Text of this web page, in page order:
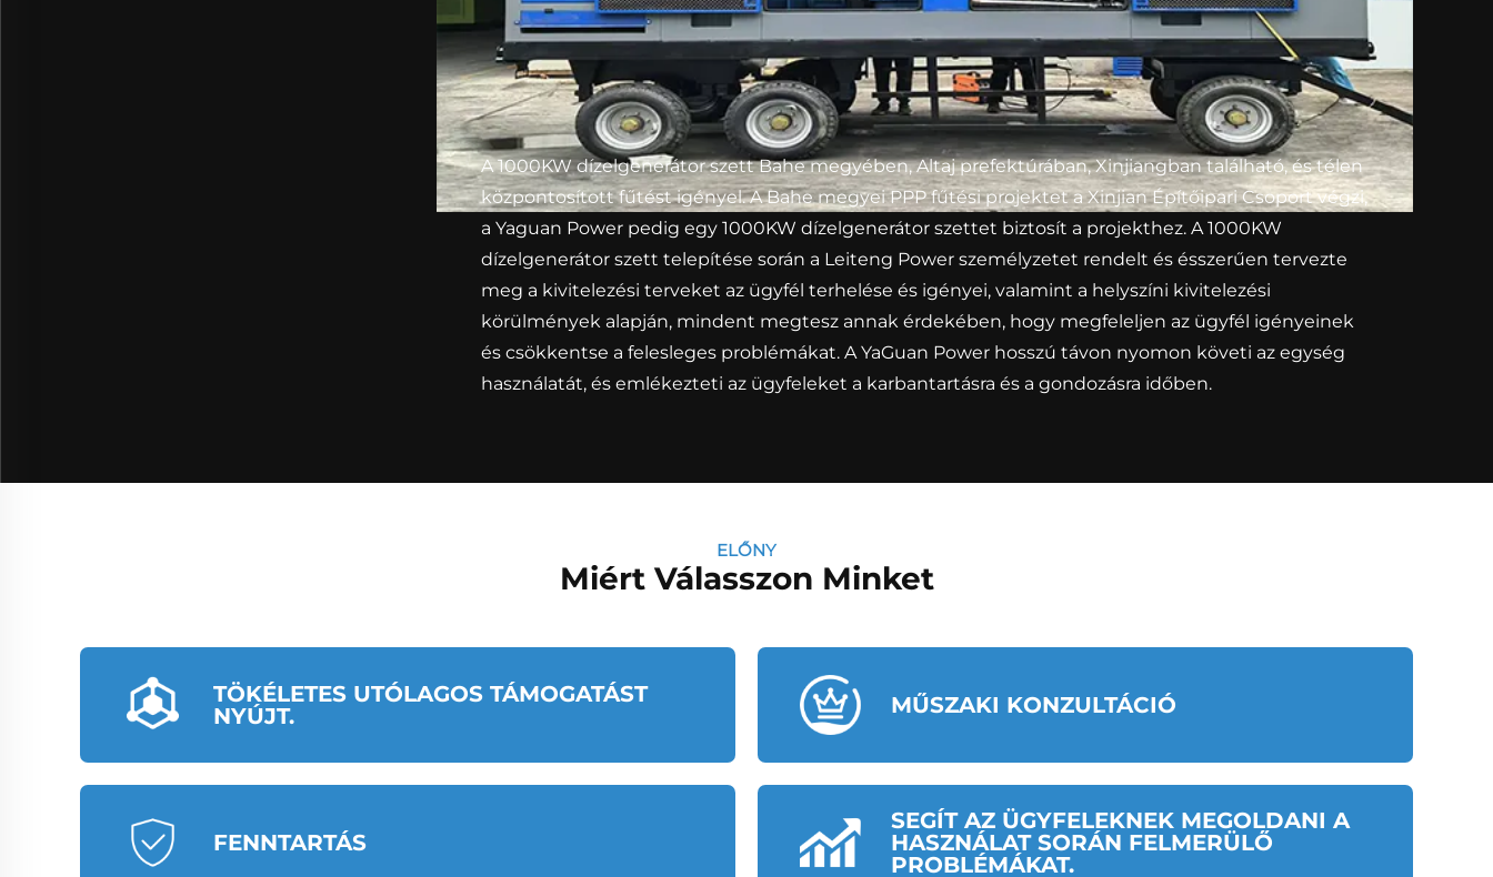
A 1000KW dízelgenerátor szett Bahe megyében, Altaj prefektúrában, Xinjiangban található, és télen
központosított fűtést igényel. A Bahe megyei PPP fűtési projektet a Xinjian Építőipari Csoport végzi,
a Yaguan Power pedig egy 1000KW dízelgenerátor szettet biztosít a projekthez. A 1000KW
dízelgenerátor szett telepítése során a Leiteng Power személyzetet rendelt és ésszerűen tervezte
meg a kivitelezési terveket az ügyfél terhelése és igényei, valamint a helyszíni kivitelezési
körülmények alapján, mindent megtesz annak érdekében, hogy megfeleljen az ügyfél igényeinek
és csökkentse a felesleges problémákat. A YaGuan Power hosszú távon nyomon követi az egység
használatát, és emlékezteti az ügyfeleket a karbantartásra és a gondozásra időben.
ELŐNY
Miért Válasszon Minket
TÖKÉLETES UTÓLAGOS TÁMOGATÁST
NYÚJT.
MŰSZAKI KONZULTÁCIÓ
FENNTARTÁS
SEGÍT AZ ÜGYFELEKNEK MEGOLDANI A
HASZNÁLAT SORÁN FELMERÜLŐ
PROBLÉMÁKAT.